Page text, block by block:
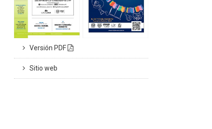
Versión PDF
Sitio web